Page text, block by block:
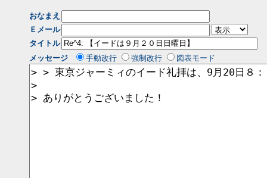
おなまえ
Ｅメール
タイトル
メッセージ
手動改行 強制改行 図表モード